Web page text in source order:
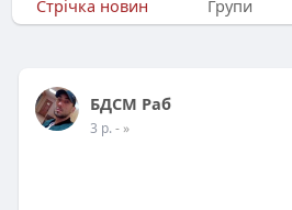
Стрічка новин Групи
БДСМ Раб
3 р.- »